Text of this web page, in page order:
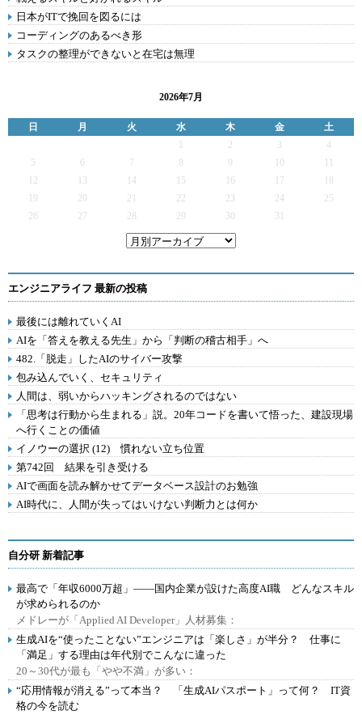
日本がITで挽回を図るには
コーディングのあるべき形
タスクの整理ができないと在宅は無理
2026年7月
日 月 火 水 木 金
土
2 3
4
5
6 7 9
12
13 14 15 16 17
19
20 21 22 23 24
25
26
27 28 29 30 31
エンジニアライフ 最新の投稿
最後には離れていくAI
AIを「答えを教える先生」から「判断の稽古相手」へ
482.「脱走」したAIのサイバー攻撃
包み込んでいく、セキュリティ
人間は、弱いからハッキングされるのではない
「思考は行動から生まれる」説。20年コードを書いて悟った、建設現場
へ行くことの価値
イノウーの選択 (12) 慣れない立ち位置
第742回 結果を引き受ける
AIで画面を読み解かせてデータベース設計のお勉強
AI時代に、人間が失ってはいけない判断力とは何か
自分研 新着記事
最高で「年収6000万超」――国内企業が設けた高度AI職 どんなスキル
が求められるのか
メドレーが「Applied AI Developer」人材募集：
生成AIを“使ったことない”エンジニアは「楽しさ」が半分？ 仕事に
「満足」する理由は年代別でこんなに違った
20～30代が最も「やや不満」が多い：
“応用情報が消える”って本当？ 「生成AIパスポート」って何？ IT資
格の今を読む